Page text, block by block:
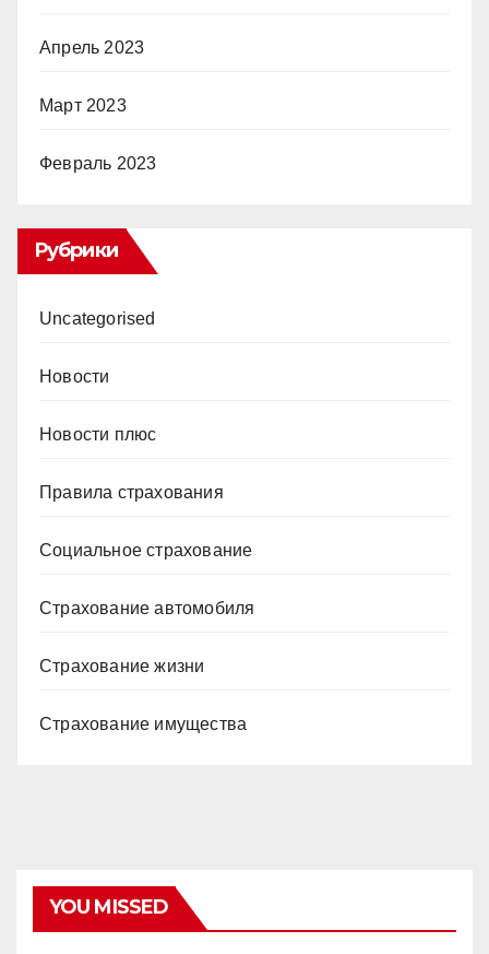
Апрель 2023
Март 2023
Февраль 2023
Рубрики
Uncategorised
Новости
Новости плюс
Правила страхования
Социальное страхование
Страхование автомобиля
Страхование жизни
Страхование имущества
YOU MISSED